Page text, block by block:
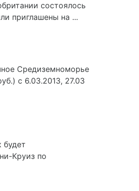
состоялось
приглашены на ...
Средиземноморье
с 6.03.2013, 27.03
будет
Круиз по